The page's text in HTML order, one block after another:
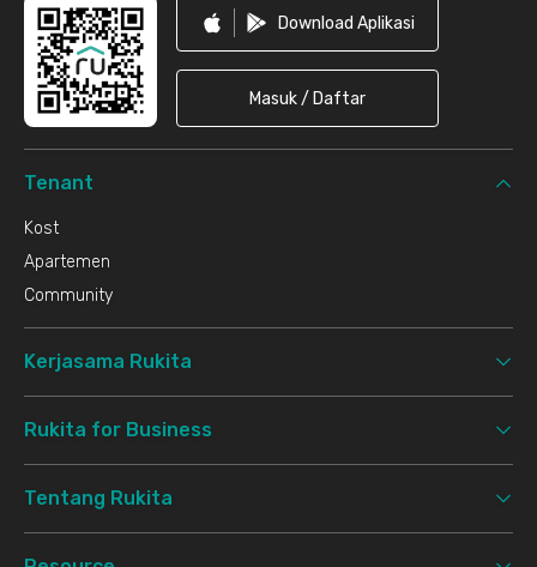
Download Aplikasi
Masuk / Daftar
Tenant
Kost
Apartemen
Community
Kerjasama Rukita
Rukita for Business
Tentang Rukita